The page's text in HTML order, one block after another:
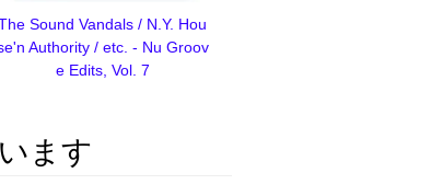
Sound Vandals / N.Y. Hou
Authority / etc. - Nu Groov
e Edits, Vol. 7
ます